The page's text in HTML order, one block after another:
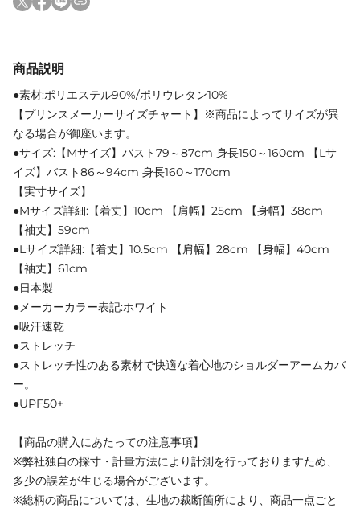
商品説明
●素材:ポリエステル90%/ポリウレタン10%
【プリンスメーカーサイズチャート】※商品によってサイズが異
なる場合が御座います。
●サイズ:【Mサイズ】バスト79～87cm 身長150～160cm 【Lサ
イズ】バスト86～94cm 身長160～170cm
【実寸サイズ】
●Mサイズ詳細:【着丈】10cm 【肩幅】25cm 【身幅】38cm
【袖丈】59cm
●Lサイズ詳細:【着丈】10.5cm 【肩幅】28cm 【身幅】40cm
【袖丈】61cm
●日本製
●メーカーカラー表記:ホワイト
●吸汗速乾
●ストレッチ
●ストレッチ性のある素材で快適な着心地のショルダーアームカバ
ー。
●UPF50+
【商品の購入にあたっての注意事項】
※弊社独自の採寸・計量方法により計測を行っておりますため、
多少の誤差が生じる場合がございます。
※総柄の商品については、生地の裁断箇所により、商品一点ごと